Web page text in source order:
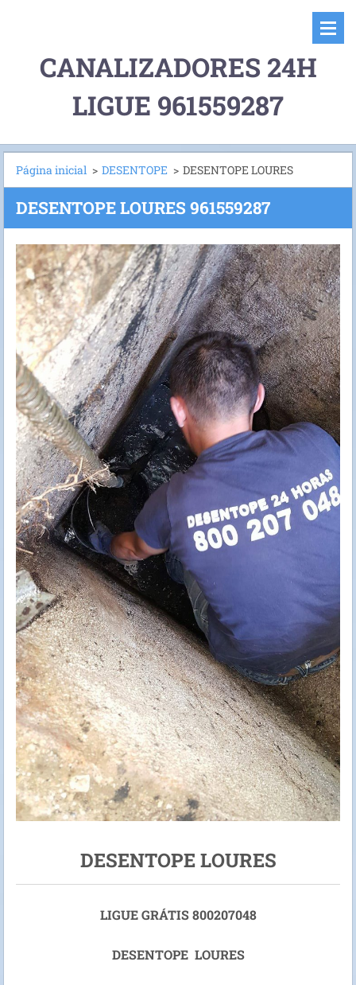
CANALIZADORES 24H
LIGUE 961559287
Página inicial > DESENTOPE > DESENTOPE LOURES
DESENTOPE LOURES 961559287
DESENTOPE LOURES
LIGUE GRÁTIS 800207048
DESENTOPE LOURES